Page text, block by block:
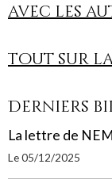
avec les
Tout sur la
Derniers
La lettre de
Le 05/12/2025